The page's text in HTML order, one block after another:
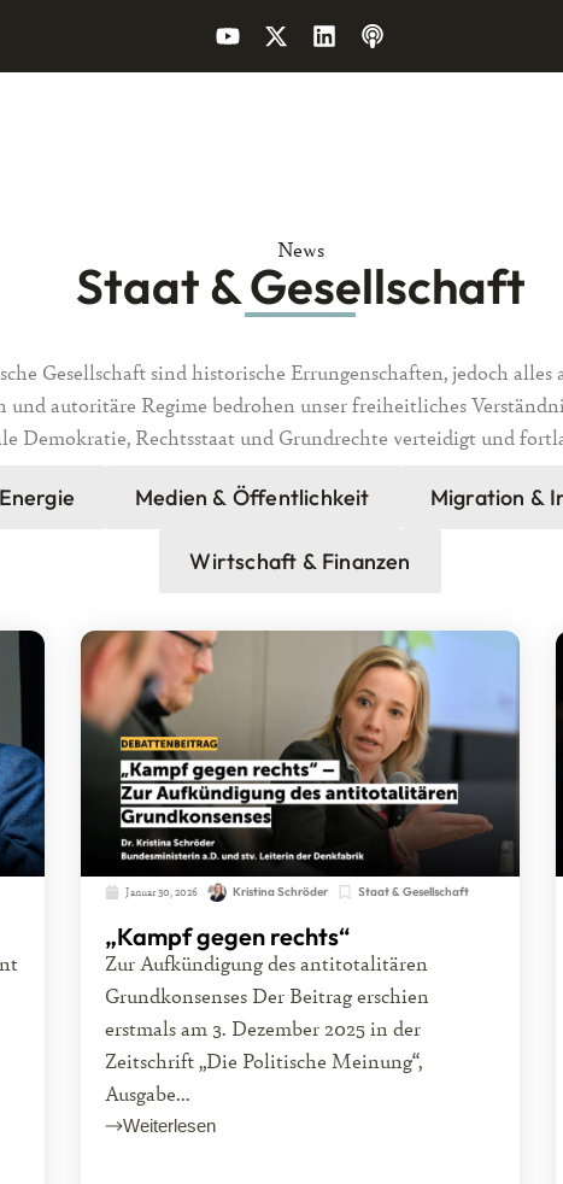
News
Staat & Gesellschaft
Gesellschaft sind historische Errungenschaften, jedoch alles
autoritäre Regime bedrohen unser freiheitliches
Demokratie, Rechtsstaat und Grundrechte verteidigt und
Medien & Öffentlichkeit Migration &
Wirtschaft & Finanzen
Januar 30, 2026 Kristina Schröder Staat & Gesellschaft
„Kampf gegen rechts“
Zur Aufkündigung des antitotalitären
Grundkonsenses Der Beitrag erschien
erstmals am 3. Dezember 2025 in der
Zeitschrift „Die Politische Meinung“,
Ausgabe...
Weiterlesen